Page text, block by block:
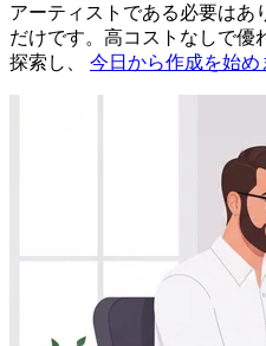
アーティストである必要はあ
だけです。高コストなしで優
探索し、 今日から作成を始め